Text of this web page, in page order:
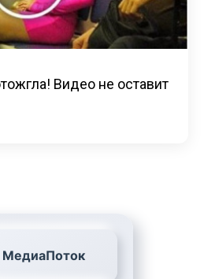
Видео не оставит
МедиаПоток